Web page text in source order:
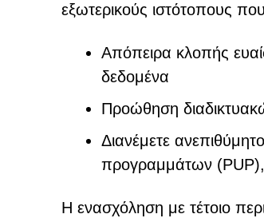
εξωτερικούς ιστότοπους
Απόπειρα κλοπής
δεδομένα
Προώθηση
Διανέμετε
προγραμμάτων
Η ενασχόληση με τέτοιο